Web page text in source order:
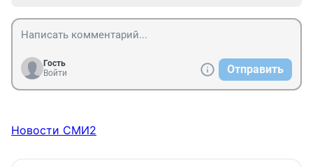
Гость
Войти
Отправить
Новости СМИ2